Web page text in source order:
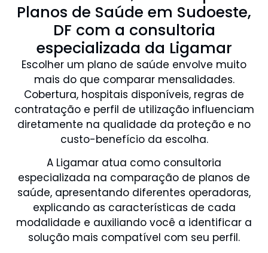
Planos de Saúde em Sudoeste,
DF com a consultoria
especializada da Ligamar
Escolher um plano de saúde envolve muito
mais do que comparar mensalidades.
Cobertura, hospitais disponíveis, regras de
contratação e perfil de utilização influenciam
diretamente na qualidade da proteção e no
custo-benefício da escolha.
A Ligamar atua como consultoria
especializada na comparação de planos de
saúde, apresentando diferentes operadoras,
explicando as características de cada
modalidade e auxiliando você a identificar a
solução mais compatível com seu perfil.